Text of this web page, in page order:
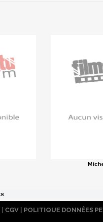
| CGV | POLITIQUE DONNÉES